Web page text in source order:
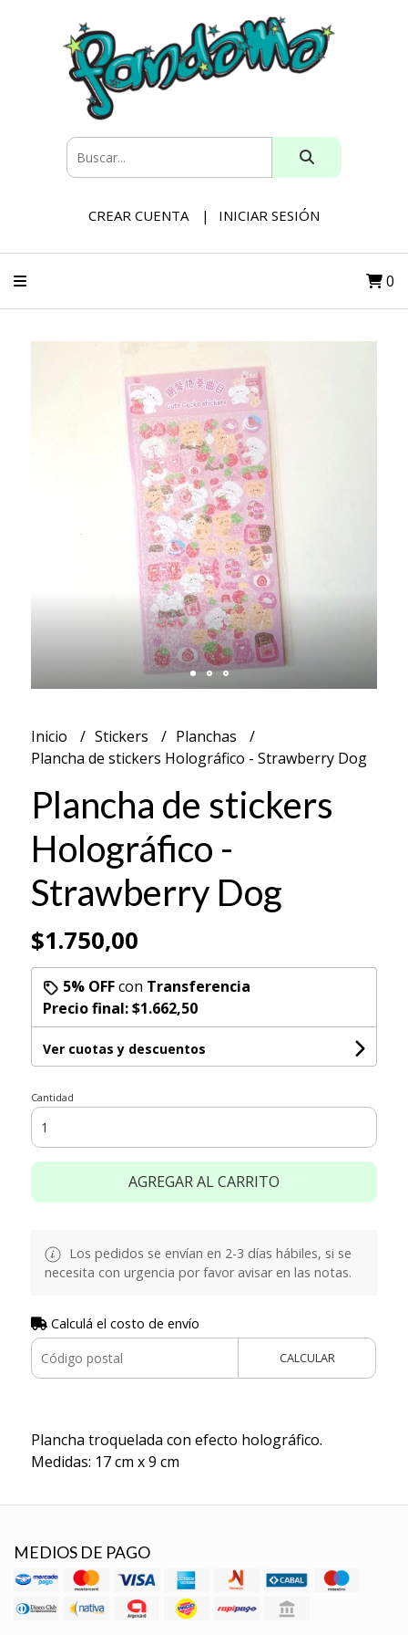
CREAR CUENTA INICIAR SESIÓN
0
Inicio Stickers
Planchas
Plancha de stickers Holográfico - Strawberry Dog
Plancha de stickers
Holográfico -
Strawberry Dog
$1.750,00
5% OFFcon Transferencia
Precio final:$1.662,50
Ver cuotas y descuentos
Cantidad
AGREGAR AL CARRITO
Los pedidos se envían en 2-3 días hábiles, si se
necesita con urgencia por favor avisar en las notas.
Calculá el costo de envío
CALCULAR
Plancha troquelada con efecto holográfico.
Medidas: 17 cm x 9 cm
MEDIOS DE PAGO